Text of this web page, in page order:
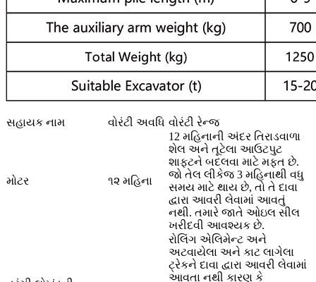
સહાયક નામ વોરંટી અવધિ વોરંટી રેન્જ
મોટર ૧૨ મહિના
12 મહિનાની અંદર તિરાડવાળા
શેલ અને તૂટેલા આઉટપુટ
શાફ્ટને બદલવા માટે મફત છે.
જો તેલ લીકેજ 3 મહિનાથી વધુ
સમય માટે થાય છે, તો તે દાવા
દ્વારા આવરી લેવામાં આવતું
નથી. તમારે જાતે ઓઇલ સીલ
ખરીદવી આવશ્યક છે.
રોલિંગ એલિમેન્ટ અને
અટવાયેલા અને કાટ લાગેલા
ટ્રેકને દાવા દ્વારા આવરી લેવામાં
આવતા નથી કારણ કે